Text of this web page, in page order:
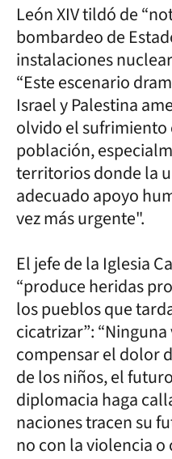
León XIV tildó de
bombardeo de
instalaciones
“Este escenario
Israel y Palestina
olvido el
población,
territorios donde la
adecuado apoyo
vez más urgente".
El jefe de la Iglesia
“produce heridas
los pueblos que
cicatrizar”:
compensar el dolor
de los niños, el
diplomacia haga
naciones tracen su
no con la violencia